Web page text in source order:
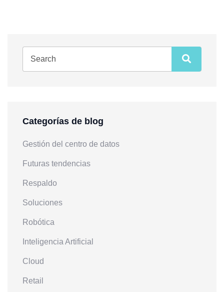
Categorías de blog
Gestión del centro de datos
Futuras tendencias
Respaldo
Soluciones
Robótica
Inteligencia Artificial
Cloud
Retail